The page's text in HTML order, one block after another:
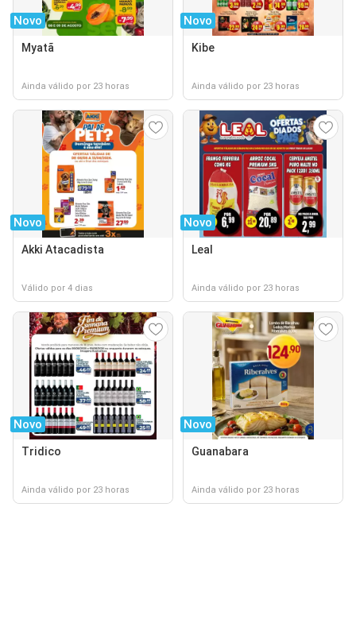
Novo
Myatã
Ainda válido por 23 horas
Novo
Kibe
Ainda válido por 23 horas
Novo
Akki Atacadista
Válido por 4 dias
Novo
Leal
Ainda válido por 23 horas
Novo
Tridico
Ainda válido por 23 horas
Novo
Guanabara
Ainda válido por 23 horas